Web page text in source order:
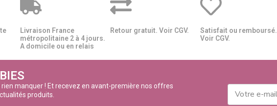
Livraison France
métropolitaine 2 à 4 jours.
A domicile ou en relais​​
Retour gratuit. Voir CGV.
Satisfait ou remboursé.
Voir CGV.
manquer ! Et recevez en avant-première nos offres
produits.